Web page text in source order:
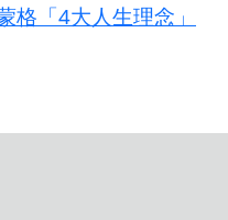
格「4大人生理念」